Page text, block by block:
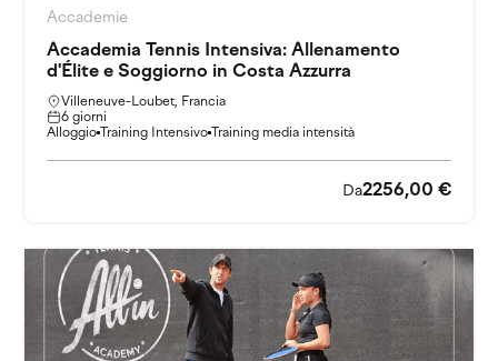
Accademie
Accademia Tennis Intensiva: Allenamento
d'Élite e Soggiorno in Costa Azzurra
Villeneuve-Loubet, Francia
6 giorni
Alloggio Training Intensivo Training media intensità
Da2256,00 €